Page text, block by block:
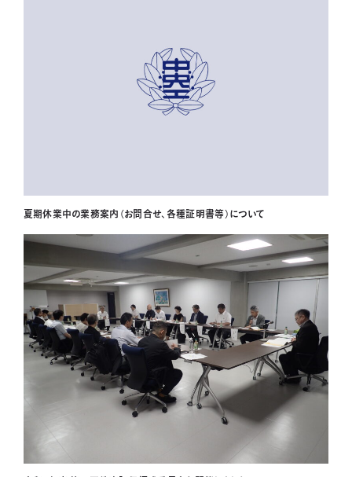
夏期休業中の業務案内（お問合せ、各種証明書等）について